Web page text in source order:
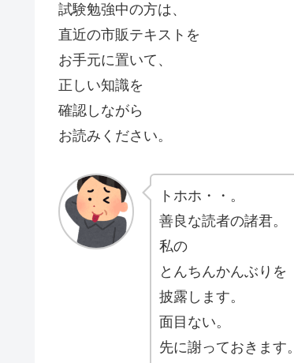
試験勉強中の方は、
直近の市販テキストを
お手元に置いて、
正しい知識を
確認しながら
お読みください。
トホホ・・。
善良な読者の諸君。
私の
とんちんかんぶりを
披露します。
面目ない。
先に謝っておきます。